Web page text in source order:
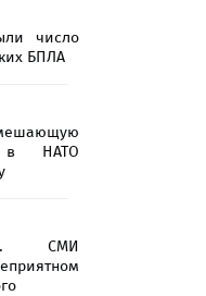
число
БПЛА
в НАТО
СМИ